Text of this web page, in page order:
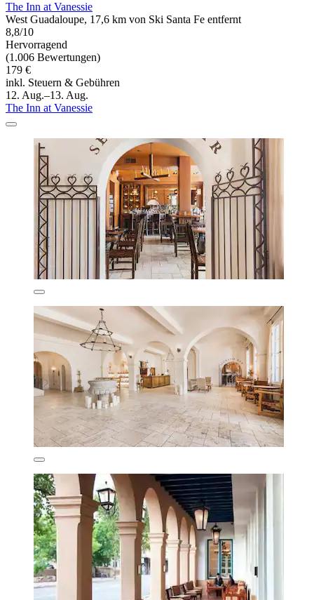
The Inn at Vanessie
West Guadaloupe, 17,6 km von Ski Santa Fe entfernt
8,8/10
Hervorragend
(1.006 Bewertungen)
179 €
inkl. Steuern & Gebühren
12. Aug.–13. Aug.
The Inn at Vanessie